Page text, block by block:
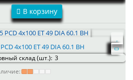
В корзину
4x100 ET 49 DIA 60.1 BH
склад (шт.): 3